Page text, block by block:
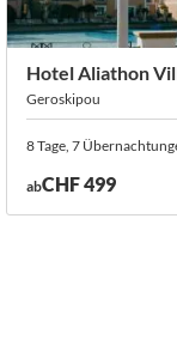
Hotel Aliathon
Geroskipou
8 Tage, 7
abCHF 499